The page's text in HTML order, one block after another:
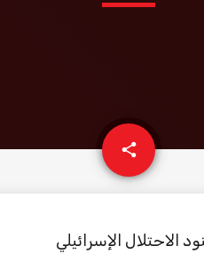
share
email
عملٍ مقاومٍ ضد جنود الاحتلال الإسرائيلي